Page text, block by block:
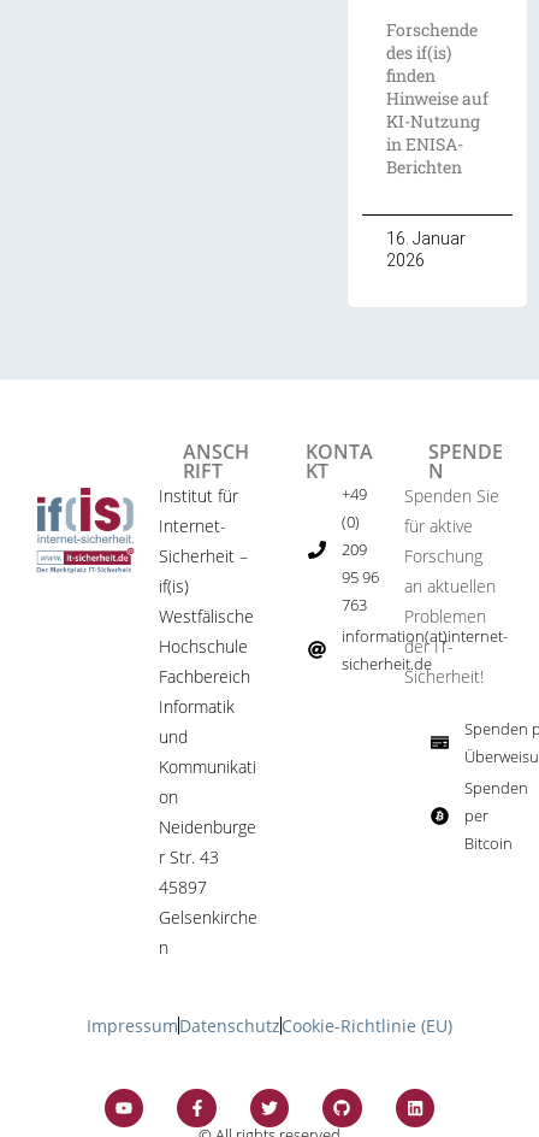
Forschende
des if(is)
finden
Hinweise auf
KI-Nutzung
in ENISA-
Berichten
16. Januar
2026
ANSCH
RIFT
Institut für
Internet-
Sicherheit –
if(is)
Westfälische
Hochschule
Fachbereich
Informatik
und
Kommunikati
on
Neidenburge
r Str. 43
45897
Gelsenkirche
n
KONTA
KT
+49
(0)
209
95 96
763
information(at)internet-
sicherheit.de ​
SPENDE
N
Spenden Sie
für aktive
Forschung
an aktuellen
Problemen
der IT-
Sicherheit!​
Spenden
Spenden
per
Bitcoin​
ImpressumDatenschutzCookie-Richtlinie (EU)